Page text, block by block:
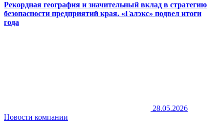
Рекордная география и значительный вклад в стратегию
безопасности предприятий края. «Галэкс» подвел итоги
года
28.05.2026
Новости компании